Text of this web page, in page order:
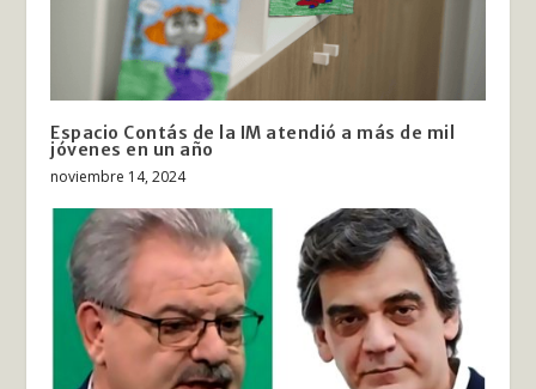
Espacio Contás de la IM atendió a más de mil
jóvenes en un año
noviembre 14, 2024